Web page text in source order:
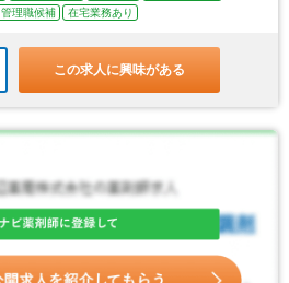
管理職候補 在宅業務あり
この求人に興味がある